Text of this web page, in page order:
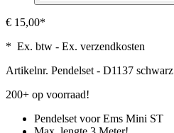
€ 15,00*
* Ex. btw - Ex. verzendkosten
Artikelnr. Pendelset - D1137 schwarz
200+ op voorraad!
Pendelset voor Ems Mini ST